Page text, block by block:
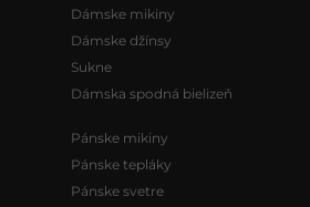
Dámske mikiny
Dámske džínsy
Sukne
Dámska spodná bielizeň
Pánske mikiny
Pánske tepláky
Pánske svetre